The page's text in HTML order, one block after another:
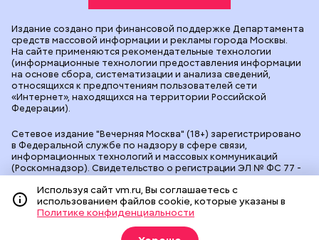
Сетевое издание "Вечерняя Москва" (18+) зарегистрировано
в Федеральной службе по надзору в сфере связи,
информационных технологий и массовых коммуникаций
(Роскомнадзор). Свидетельство о регистрации ЭЛ № ФС 77 -
90524 от 09.12.2025. Учредитель: АО "Редакция газеты
"Вечерняя Москва". Главный редакторvm.ru: Александр
Геннадьевич Глуходедов. Адрес редакции: 127015, г.Москва,
Бумажный пр-д, д. 14, стр. 2. Телефон:+7(499)557-04-24
. Почта для связи с редакцией сайта:
Издание создано при финансовой поддержке Департамента
средств массовой информации и рекламы города Москвы.
На сайте применяются рекомендательные технологии
(информационные технологии предоставления информации
на основе сбора, систематизации и анализа сведений,
относящихся к предпочтениям пользователей сети
«Интернет», находящихся на территории Российской
Федерации).
Используя сайт vm.ru, Вы соглашаетесь с
использованием файлов cookie, которые указаны в
Политике конфиденциальности